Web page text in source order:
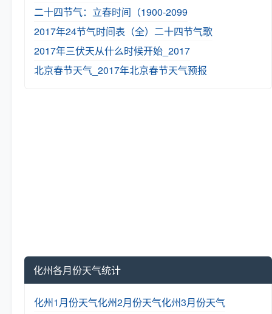
二十四节气：立春时间（1900-2099
2017年24节气时间表（全） 二十四节气歌
2017年三伏天从什么时候开始_2017
北京春节天气_2017年北京春节天气预报
化州各月份天气统计
化州1月份天气化州2月份天气化州3月份天气